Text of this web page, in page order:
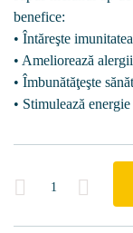
benefice:
• Întăreşte
• Ameliorează
• Îmbunătăţeşte
• Stimulează
Quantity